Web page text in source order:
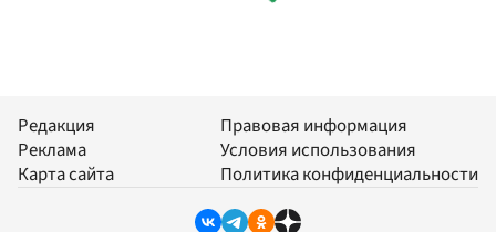
Редакция
Реклама
Карта сайта
Правовая информация
Условия использования
Политика конфиденциальности